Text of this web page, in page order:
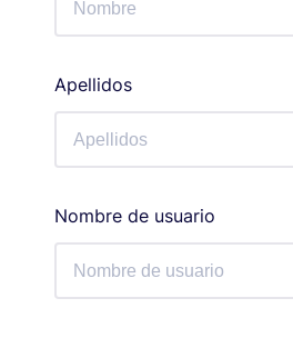
Apellidos
Nombre de usuario